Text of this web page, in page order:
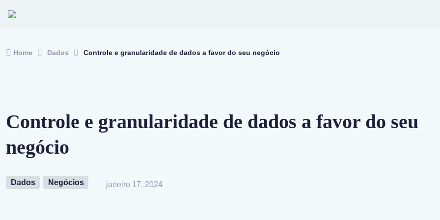
Skip to navigation
Skip to content
Home Dados Controle e granularidade de dados a favor do seu negócio
Controle e granularidade de dados a favor do seu
negócio
Dados Negócios janeiro 17, 2024